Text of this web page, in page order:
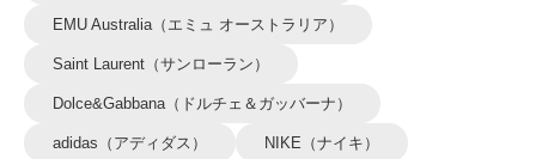
EMU Australia（エミュ オーストラリア）
Saint Laurent（サンローラン）
Dolce&Gabbana（ドルチェ＆ガッバーナ）
adidas（アディダス） NIKE（ナイキ）